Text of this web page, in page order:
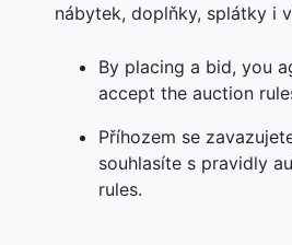
nábytek, doplňky, splátky i
By placing a bid, you
accept the auction
Příhozem se
souhlasíte s pravidly
rules.